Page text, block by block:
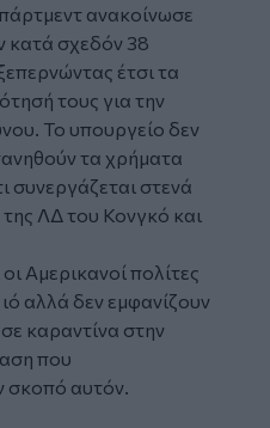
ανακοίνωσε
κατά σχεδόν 38
έτσι τα
τους για την
Το υπουργείο δεν
τα χρήματα
συνεργάζεται στενά
της ΛΔ του Κονγκό και
Αμερικανοί πολίτες
αλλά δεν εμφανίζουν
καραντίνα στην
που
σκοπό αυτόν.